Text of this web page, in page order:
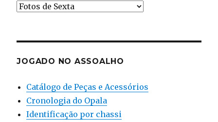
Ferramental
JOGADO NO ASSOALHO
Catálogo de Peças e Acessórios
Cronologia do Opala
Identificação por chassi